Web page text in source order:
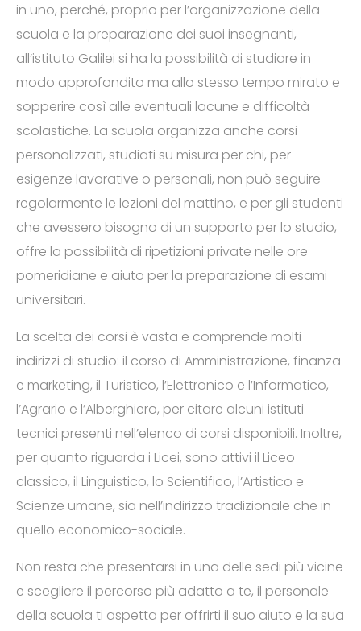
in uno, perché, proprio per l’organizzazione della
scuola e la preparazione dei suoi insegnanti,
all’istituto Galilei si ha la possibilità di studiare in
modo approfondito ma allo stesso tempo mirato e
sopperire così alle eventuali lacune e difficoltà
scolastiche. La scuola organizza anche corsi
personalizzati, studiati su misura per chi, per
esigenze lavorative o personali, non può seguire
regolarmente le lezioni del mattino, e per gli studenti
che avessero bisogno di un supporto per lo studio,
offre la possibilità di ripetizioni private nelle ore
pomeridiane e aiuto per la preparazione di esami
universitari.
La scelta dei corsi è vasta e comprende molti
indirizzi di studio: il corso di Amministrazione, finanza
e marketing, il Turistico, l’Elettronico e l’Informatico,
l’Agrario e l’Alberghiero, per citare alcuni istituti
tecnici presenti nell’elenco di corsi disponibili. Inoltre,
per quanto riguarda i Licei, sono attivi il Liceo
classico, il Linguistico, lo Scientifico, l’Artistico e
Scienze umane, sia nell’indirizzo tradizionale che in
quello economico-sociale.
Non resta che presentarsi in una delle sedi più vicine
e scegliere il percorso più adatto a te, il personale
della scuola ti aspetta per offrirti il suo aiuto e la sua